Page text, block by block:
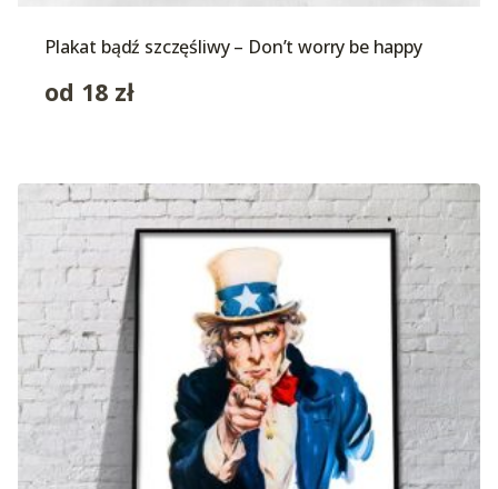
Plakat bądź szczęśliwy – Don’t worry be happy
od 18 zł